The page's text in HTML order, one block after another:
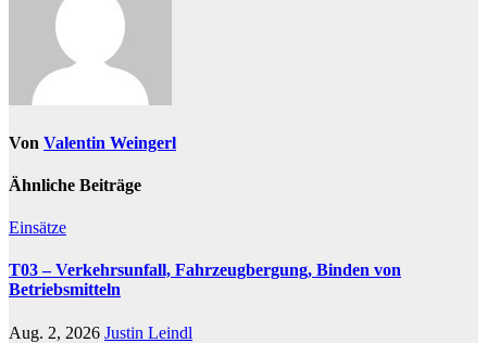
Von Valentin Weingerl
Ähnliche Beiträge
Einsätze
T03 – Verkehrsunfall, Fahrzeugbergung, Binden von
Betriebsmitteln
Aug. 2, 2026 Justin Leindl